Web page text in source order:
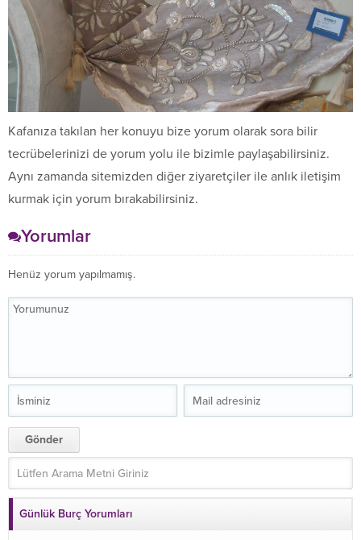
Kafanıza takılan her konuyu bize yorum olarak sora bilir
tecrübelerinizi de yorum yolu ile bizimle paylaşabilirsiniz.
Aynı zamanda sitemizden diğer ziyaretçiler ile anlık iletişim
kurmak için yorum bırakabilirsiniz.
Yorumlar
Henüz yorum yapılmamış.
Günlük Burç Yorumları